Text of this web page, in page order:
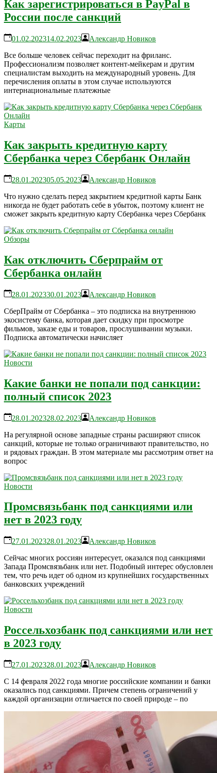
Как зарегистрироваться в PayPal в
России после санкций
01.02.202314.02.2023
Александр Новиков
Все больше человек сейчас переходит на фриланс.
Профессионализм позволяет контент-мейкерам и другим
специалистам выходить на международный уровень. Для
перечисления оплаты в этом случае используются
интернациональные платежные
Карты
Как закрыть кредитную карту
Сбербанка через Сбербанк Онлайн
28.01.202305.05.2023
Александр Новиков
Что нужно сделать перед закрытием кредитной карты Банк
никогда не будет работать себе в убыток, поэтому клиент не
сможет закрыть кредитную карту Сбербанка через Сбербанк
Обзоры
Как отключить Сберпрайм от
Сбербанка онлайн
28.01.202330.01.2023
Александр Новиков
СберПрайм от Сбербанка – это подписка на внутреннюю
экосистему банка, которая дает скидку при просмотре
фильмов, заказе еды и товаров, прослушивании музыки.
Подписка автоматически начисляет
Новости
Какие банки не попали под санкции:
полный список 2023
28.01.202328.02.2023
Александр Новиков
На регулярной основе западные страны расширяют список
санкций, которые не только ограничивают правительство, но
и рядовых граждан. В этом материале мы рассмотрим ответ на
вопрос
Новости
Промсвязьбанк под санкциями или
нет в 2023 году
27.01.202328.01.2023
Александр Новиков
Сейчас многих россиян интересует, оказался под санкциями
Запада Промсвязьбанк или нет. Подобный интерес обусловлен
тем, что речь идет об одном из крупнейших государственных
банковских учреждений
Новости
Россельхозбанк под санкциями или нет
в 2023 году
27.01.202328.01.2023
Александр Новиков
С 14 февраля 2022 года многие российские компании и банки
оказались под санкциями. Причем степень ограничений у
каждой организации отличается по своей природе – по